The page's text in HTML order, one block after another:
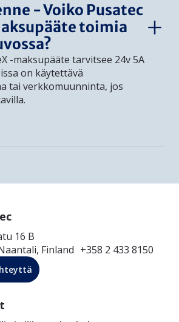
- Voiko Pusatec
toimia
-maksupääte tarvitsee 24v 5A
on käytettävä
tai verkkomuunninta, jos
16 B
Finland +358 2 433 8150